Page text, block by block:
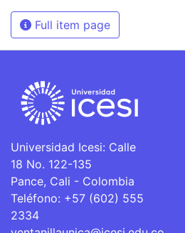
Full item page
Universidad Icesi: Calle
18 No. 122-135
Pance, Cali - Colombia
Teléfono: +57 (602) 555
2334